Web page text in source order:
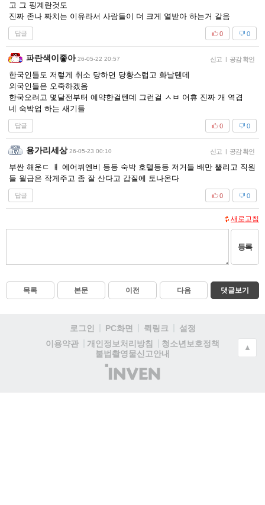
고 그 핑계란것도
진짜 존나 짜치는 이유라서 사람들이 더 크게 열받아 하는거 같음
답글 0
0
파란색이좋아 26-05-22 20:57 신고 | 공감 확인
한국인들도 저렇게 취소 당하면 당황스럽고 화날텐데
외국인들은 오죽하겠음
한국오려고 몇달전부터 예약한걸텐데 그런걸 ㅅㅂ 어휴 진짜 개 역겹
네 숙박업 하는 새기들
답글 0
0
용가리세상 26-05-23 00:10 신고 | 공감 확인
부싼 해운ㄷ ㅐ 에어뷔엔비 등등 숙박 호텔등등 저거들 배만 뿔리고 직원
들 월급은 작게주고 좀 잘 산다고 갑질에 토나온다
답글 0
0
새로고침
등록
목록 본문 이전 다음 댓글보기
로그인 PC화면 퀵링크
설정
이용약관
개인정보처리방침
청소년보호정책
불법촬영물신고안내
(주)
인
▲